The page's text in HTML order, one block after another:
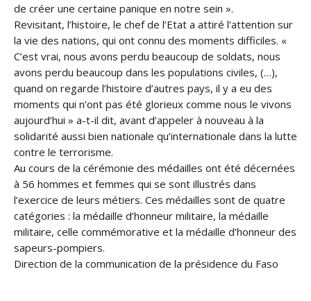
de créer une certaine panique en notre sein ».
Revisitant, l’histoire, le chef de l’Etat a attiré l’attention sur
la vie des nations, qui ont connu des moments difficiles. «
C’est vrai, nous avons perdu beaucoup de soldats, nous
avons perdu beaucoup dans les populations civiles, (…),
quand on regarde l’histoire d’autres pays, il y a eu des
moments qui n’ont pas été glorieux comme nous le vivons
aujourd’hui » a-t-il dit, avant d’appeler à nouveau à la
solidarité aussi bien nationale qu’internationale dans la lutte
contre le terrorisme.
Au cours de la cérémonie des médailles ont été décernées
à 56 hommes et femmes qui se sont illustrés dans
l’exercice de leurs métiers. Ces médailles sont de quatre
catégories : la médaille d’honneur militaire, la médaille
militaire, celle commémorative et la médaille d’honneur des
sapeurs-pompiers.
Direction de la communication de la présidence du Faso